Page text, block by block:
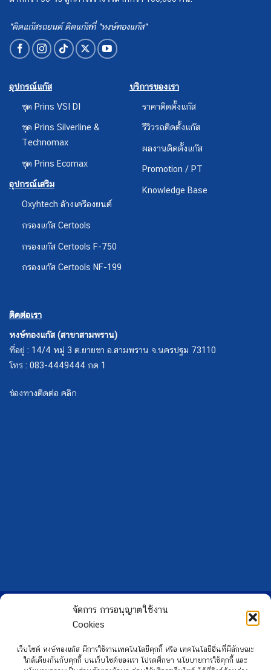
จัดการ การอนุญาตใช้งาน
Cookies
เว็บไซต์ หงษ์ทองแก๊ส มีการใช้งานเทคโนโลยีคุกกี้ หรือ เทคโนโลยีอื่นที่มีลักษณะ
ใกล้เคียงกันกับคุกกี้ บนเว็บไซต์ของเรา โปรดศึกษา นโยบายการใช้คุกกี้ และ
"ติดแก๊สรถยนต์ ติดแก๊สที่ "หงษ์ทองแก๊ส"
อุปกรณ์แก๊ส
ชุด Prins VSI DI
ชุด Prins Silverline &
Technomax
ชุด Prins Ecomax
อุปกรณ์เสริม
Oxyhtech ล้างเครืองยนต์
กรองแก๊ส Certools
กรองแก๊ส Certools F-750
กรองแก๊ส Certools NF-199
บริการของเรา
ราคาติดตั้งแก๊ส
รีวิวรถติดตั้งแก๊ส
ผลงานติดตั้งแก๊ส
Promotion / PT
Knowledge Base
ติดต่อเรา
หงษ์ทองแก๊ส (สาขาสามพราน)
ที่อยู่ : 14/4 หมู่ 3 ต.ยายชา อ.สามพราน จ.นครปฐม 73110
โทร : 083-4449444 กด 1
ช่องทางติดต่อ คลิก
Copyright 2026 © Hongtong Auto Gas